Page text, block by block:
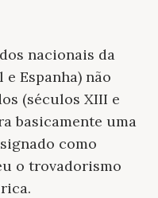
nacionais da
Espanha) não
(séculos XIII e
basicamente uma
como
o trovadorismo